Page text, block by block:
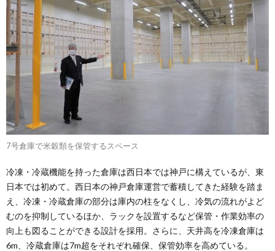
7号倉庫で米穀類を保管するスペース
冷凍・冷蔵機能を持った倉庫は西日本では神戸に構えているが、東
日本では初めて。西日本の神戸倉庫運営で蓄積してきた経験を踏ま
え、冷凍・冷蔵倉庫の部分は庫内の柱をなくし、冷気の流れがよど
むのを抑制しているほか、ラックを設置するなど保管・作業効率の
向上も図ることができる設計を採用。さらに、天井高を冷凍倉庫は
6m、冷蔵倉庫は7m超をそれぞれ確保、保管効率を高めている。